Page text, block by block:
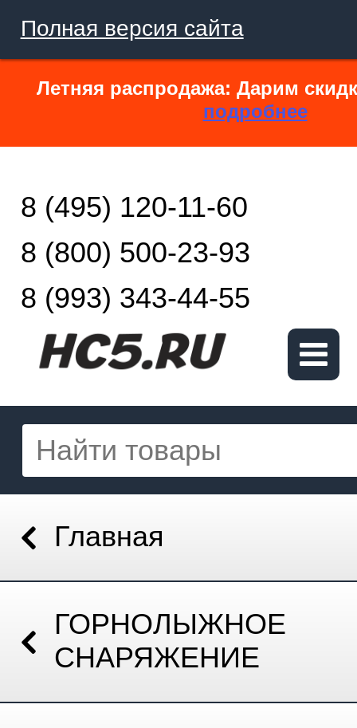
Полная версия сайта
Летняя распродажа: Дарим
подробнее
8 (495) 120-11-60
8 (800) 500-23-93
8 (993) 343-44-55
Главная
ГОРНОЛЫЖНОЕ
СНАРЯЖЕНИЕ